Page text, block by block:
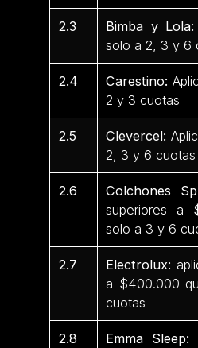
2.3 Bimba y Lola:
solo a 2, 3 y 6
2.4 Carestino:
2 y 3 cuotas
2.5 Clevercel:
2, 3 y 6 cuotas
2.6 Colchones
superiores a
solo a 3 y 6
2.7 Electrolux:
a $400.000
cuotas
2.8 Emma Sleep: